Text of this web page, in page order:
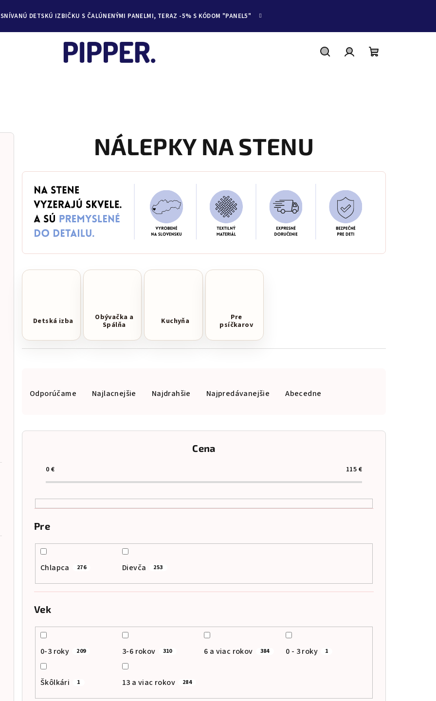
DETSKÚ IZBIČKU S ČALÚNENÝMI PANELMI, TERAZ -5% S KÓDOM "PANEL5"
NÁLEPKY NA STENU
Detská izba
Obývačka a
Spálňa
Kuchyňa
Pre
psíčkarov
a
e
Odporúčame Najlacnejšie Najdrahšie Najpredávanejšie Abecedne
Cena
0 € 115 €
Pre
Chlapca 276 Dievča 253
Vek
0-3 roky 209 3-6 rokov 310 6 a viac rokov 384 0 - 3 roky 1
Škôlkári 1 13 a viac rokov 284